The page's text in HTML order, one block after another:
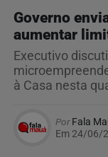
Governo
aumentar
Executivo
à Casa nesta
PorFala
Em 24/06/